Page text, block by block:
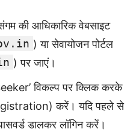
की आधिकारिक वेबसाइट
) या सेवायोजन पोर्टल
) पर जाएं।
विकल्प पर क्लिक करके
करें। यदि पहले से
डालकर लॉगिन करें।